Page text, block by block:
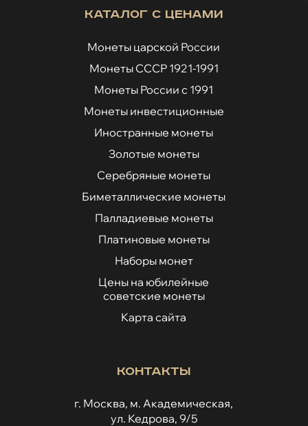
Каталог с ценами
Монеты царской России
Монеты СССР 1921-1991
Монеты России с 1991
Монеты инвестиционные
Иностранные монеты
Золотые монеты
Серебряные монеты
Биметаллические монеты
Палладиевые монеты
Платиновые монеты
Наборы монет
Цены на юбилейные
советские монеты
Карта сайта
Контакты
г. Москва, м. Академическая,
ул. Кедрова, 9/5